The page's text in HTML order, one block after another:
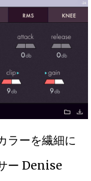
ラーを繊細に
ー Denise